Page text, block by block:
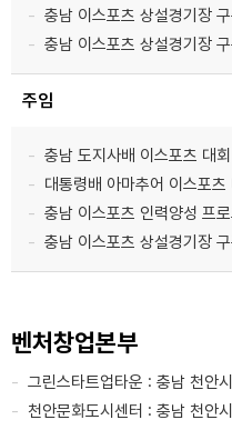
충남 이스포츠 상설경기장
충남 이스포츠 상설경기장
주임
충남 도지사배 이스포츠 대
대통령배 아마추어 이스포
충남 이스포츠 인력양성 프
충남 이스포츠 상설경기장
벤처창업본부
그린스타트업타운 : 충남 천안
천안문화도시센터 : 충남 천안